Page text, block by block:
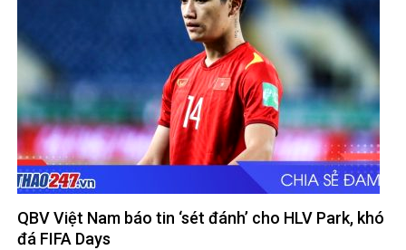
QBV Việt Nam báo tin ‘sét đánh’ cho HLV Park, khó
đá FIFA Days